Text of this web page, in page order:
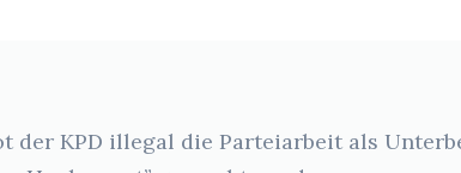
der KPD illegal die Parteiarbeit als